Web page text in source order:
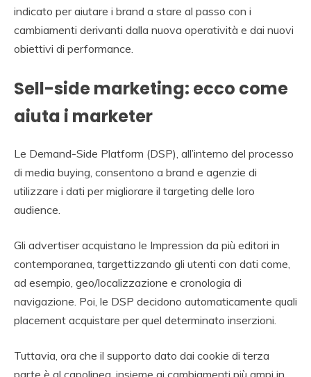
indicato per aiutare i brand a stare al passo con i
cambiamenti derivanti dalla nuova operatività e dai nuovi
obiettivi di performance.
Sell-side marketing: ecco come
aiuta i marketer
Le Demand-Side Platform (DSP), all’interno del processo
di media buying, consentono a brand e agenzie di
utilizzare i dati per migliorare il targeting delle loro
audience.
Gli advertiser acquistano le Impression da più editori in
contemporanea, targettizzando gli utenti con dati come,
ad esempio, geo/localizzazione e cronologia di
navigazione. Poi, le DSP decidono automaticamente quali
placement acquistare per quel determinato inserzioni.
Tuttavia, ora che il supporto dato dai cookie di terza
parte è al capolinea, insieme ai cambiamenti più ampi in